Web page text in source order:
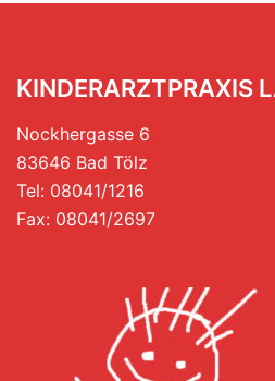
KINDERARZTPRAXIS
Nockhergasse 6
83646 Bad Tölz
Tel: 08041/1216
Fax: 08041/2697